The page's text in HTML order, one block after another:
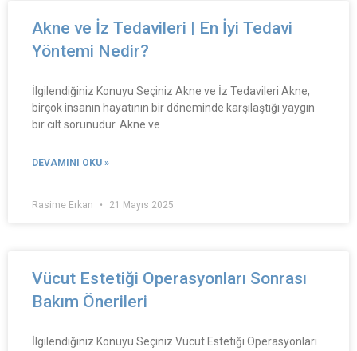
Akne ve İz Tedavileri | En İyi Tedavi
Yöntemi Nedir?
İlgilendiğiniz Konuyu Seçiniz Akne ve İz Tedavileri Akne,
birçok insanın hayatının bir döneminde karşılaştığı yaygın
bir cilt sorunudur. Akne ve
DEVAMINI OKU »
Rasime Erkan 21 Mayıs 2025
Vücut Estetiği Operasyonları Sonrası
Bakım Önerileri
İlgilendiğiniz Konuyu Seçiniz Vücut Estetiği Operasyonları